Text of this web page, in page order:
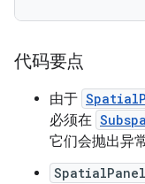
代码要点
由于
必须在
它们会抛出异常
SpatialPanel